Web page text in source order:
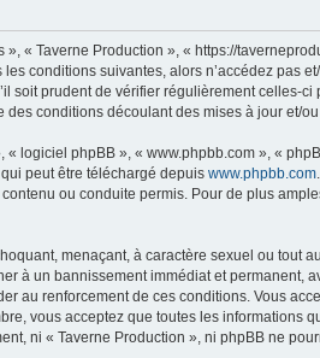
« Taverne Production », « https://
conditions suivantes, alors n’accédez pas
soit prudent de vérifier régulièrement celles-
conditions découlant des mises à jour et/
logiciel phpBB », « www.phpbb.com », «
peut être téléchargé depuis www.phpbb.com
ou conduite permis. Pour de plus
menaçant, à caractère sexuel ou tout
à un bannissement immédiat et permanent,
au renforcement de ces conditions. Vous
vous acceptez que toutes les informations
ni « Taverne Production », ni phpBB ne